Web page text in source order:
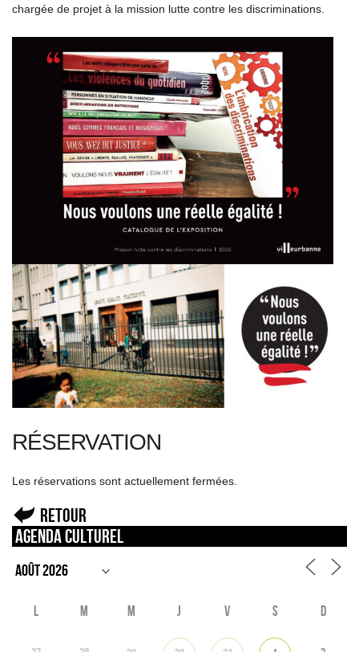
chargée de projet à la mission lutte contre les discriminations.
RÉSERVATION
Les réservations sont actuellement fermées.
Retour
Agenda culturel
L M M J V S D